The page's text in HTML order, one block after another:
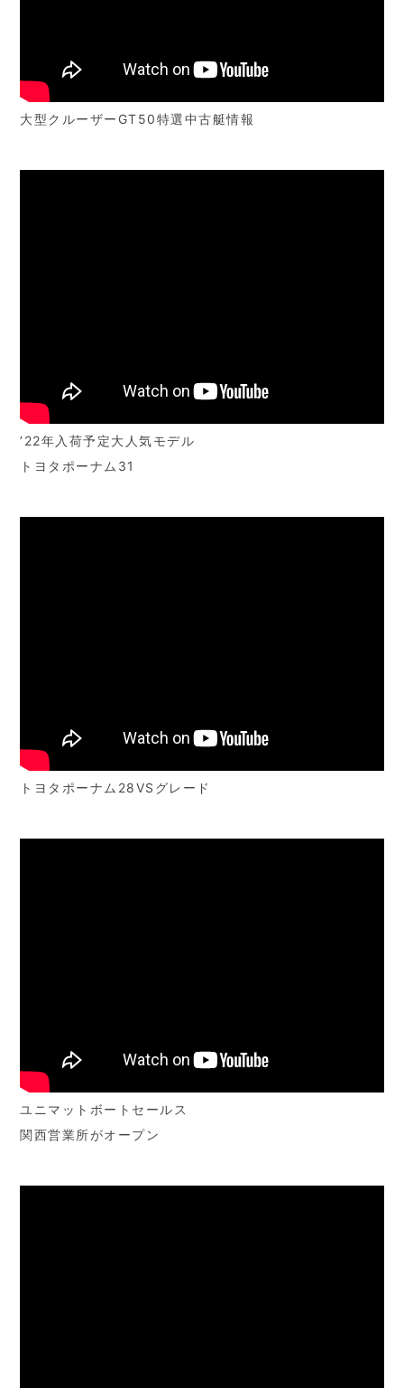
大型クルーザーGT50特選中古艇情報
’22年入荷予定大人気モデル
トヨタポーナム31
トヨタポーナム28VSグレード
ユニマットボートセールス
関西営業所がオープン